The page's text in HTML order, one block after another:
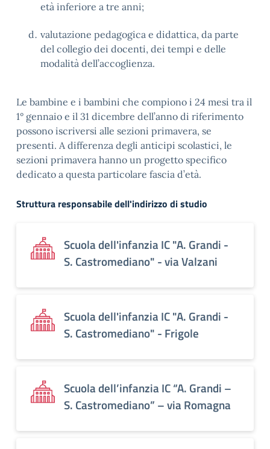
età inferiore a tre anni;
valutazione pedagogica e didattica, da parte
del collegio dei docenti, dei tempi e delle
modalità dell’accoglienza.
Le bambine e i bambini che compiono i 24 mesi tra il
1° gennaio e il 31 dicembre dell’anno di riferimento
possono iscriversi alle sezioni primavera, se
presenti. A differenza degli anticipi scolastici, le
sezioni primavera hanno un progetto specifico
dedicato a questa particolare fascia d’età.
Struttura responsabile dell'indirizzo di studio
Scuola dell'infanzia IC "A. Grandi -
S. Castromediano" - via Valzani
Scuola dell'infanzia IC "A. Grandi -
S. Castromediano" - Frigole
Scuola dell’infanzia IC “A. Grandi –
S. Castromediano” – via Romagna